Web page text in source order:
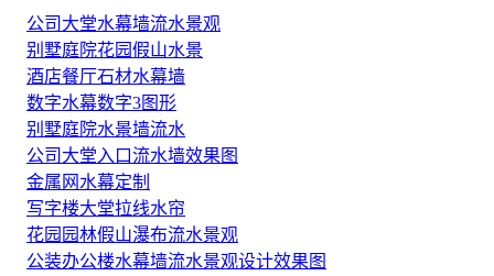
公司大堂水幕墙流水景观
别墅庭院花园假山水景
酒店餐厅石材水幕墙
数字水幕数字3图形
别墅庭院水景墙流水
公司大堂入口流水墙效果图
金属网水幕定制
写字楼大堂拉线水帘
花园园林假山瀑布流水景观
公装办公楼水幕墙流水景观设计效果图